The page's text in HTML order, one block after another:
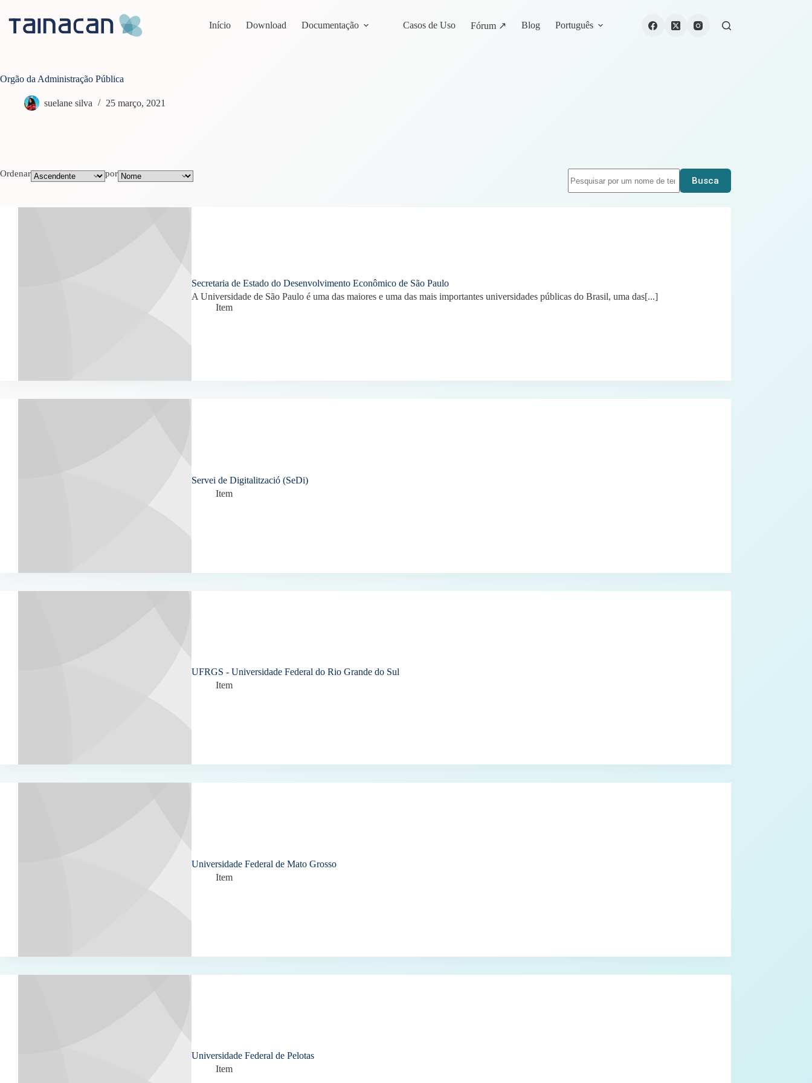
conteúdo
Início Download Documentação Casos de Uso Fórum ↗ Blog Português
Orgão da Administração Pública
suelane silva 25 março, 2021
Ordenar por
Busca
Secretaria de Estado do Desenvolvimento Econômico de São Paulo
A Universidade de São Paulo é uma das maiores e uma das mais importantes universidades públicas do Brasil, uma das[...]
Item
Servei de Digitalització (SeDi)
Item
UFRGS - Universidade Federal do Rio Grande do Sul
Item
Universidade Federal de Mato Grosso
Item
Universidade Federal de Pelotas
Item